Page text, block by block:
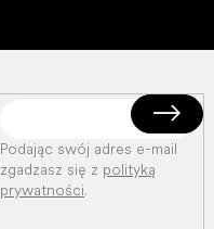
Podając swój adres e-mail
zgadzasz się z polityką
prywatności.